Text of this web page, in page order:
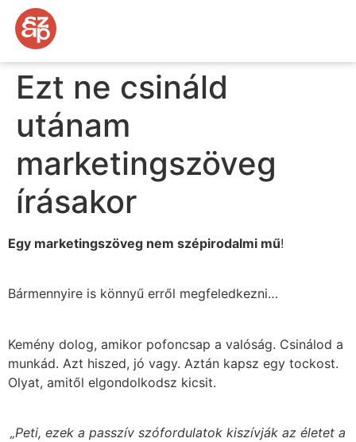
Ezt ne csináld
utánam
marketingszöveg
írásakor
Egy marketingszöveg nem szépirodalmi mű!
Bármennyire is könnyű erről megfeledkezni…
Kemény dolog, amikor pofoncsap a valóság. Csinálod a
munkád. Azt hiszed, jó vagy. Aztán kapsz egy tockost.
Olyat, amitől elgondolkodsz kicsit.
„Peti, ezek a passzív szófordulatok kiszívják az életet a